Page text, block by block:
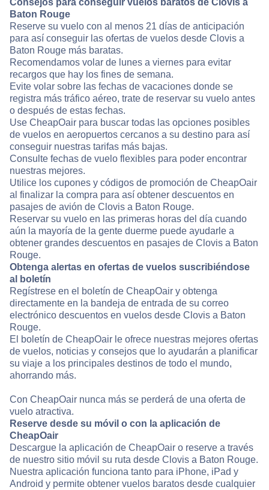
Consejos para conseguir vuelos baratos de Clovis a
Baton Rouge
Reserve su vuelo con al menos 21 días de anticipación
para así conseguir las ofertas de vuelos desde Clovis a
Baton Rouge más baratas.
Recomendamos volar de lunes a viernes para evitar
recargos que hay los fines de semana.
Evite volar sobre las fechas de vacaciones donde se
registra más tráfico aéreo, trate de reservar su vuelo antes
o después de estas fechas.
Use CheapOair para buscar todas las opciones posibles
de vuelos en aeropuertos cercanos a su destino para así
conseguir nuestras tarifas más bajas.
Consulte fechas de vuelo flexibles para poder encontrar
nuestras mejores.
Utilice los cupones y códigos de promoción de CheapOair
al finalizar la compra para así obtener descuentos en
pasajes de avión de Clovis a Baton Rouge.
Reservar su vuelo en las primeras horas del día cuando
aún la mayoría de la gente duerme puede ayudarle a
obtener grandes descuentos en pasajes de Clovis a Baton
Rouge.
Obtenga alertas en ofertas de vuelos suscribiéndose
al boletín
Regístrese en el boletín de CheapOair y obtenga
directamente en la bandeja de entrada de su correo
electrónico descuentos en vuelos desde Clovis a Baton
Rouge.
El boletín de CheapOair le ofrece nuestras mejores ofertas
de vuelos, noticias y consejos que lo ayudarán a planificar
su viaje a los principales destinos de todo el mundo,
ahorrando más.
Con CheapOair nunca más se perderá de una oferta de
vuelo atractiva.
Reserve desde su móvil o con la aplicación de
CheapOair
Descargue la aplicación de CheapOair o reserve a través
de nuestro sitio móvil su ruta desde Clovis a Baton Rouge.
Nuestra aplicación funciona tanto para iPhone, iPad y
Android y permite obtener vuelos baratos desde cualquier